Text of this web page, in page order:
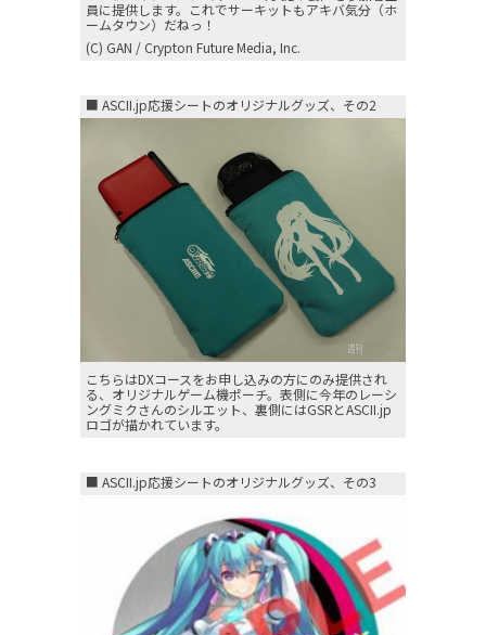
員に提供します。これでサーキットもアキバ気分（ホ
ームタウン）だねっ！
(C) GAN / Crypton Future Media, Inc.
■ ASCII.jp応援シートのオリジナルグッズ、その2
こちらはDXコースをお申し込みの方にのみ提供され
る、オリジナルゲーム機ポーチ。表側に今年のレーシ
ングミクさんのシルエット、裏側にはGSRとASCII.jp
ロゴが描かれています。
■ ASCII.jp応援シートのオリジナルグッズ、その3